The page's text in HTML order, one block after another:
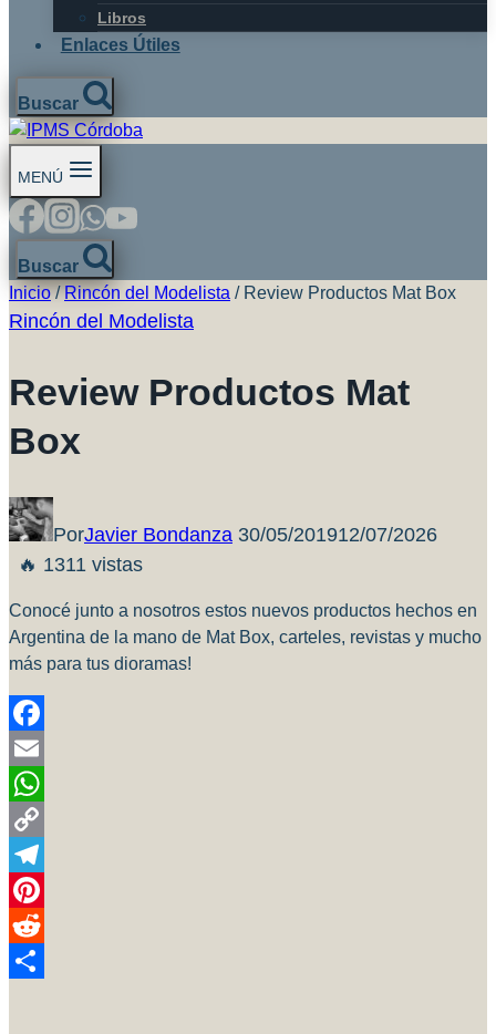
Libros
Enlaces Útiles
Buscar
MENÚ
Buscar
Inicio / Rincón del Modelista / Review Productos Mat Box
Rincón del Modelista
Review Productos Mat
Box
PorJavier Bondanza 30/05/201912/07/2026
🔥 1311 vistas
Conocé junto a nosotros estos nuevos productos hechos en
Argentina de la mano de Mat Box, carteles, revistas y mucho
más para tus dioramas!
Facebook
Email
WhatsApp
Copy
Link
Telegram
Pinterest
Reddit